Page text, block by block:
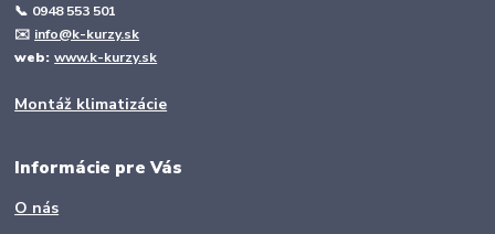
📞 0948 553 501
✉️ info@k-kurzy.sk
web:www.k-kurzy.sk
Montáž klimatizácie
Informácie pre Vás
O nás